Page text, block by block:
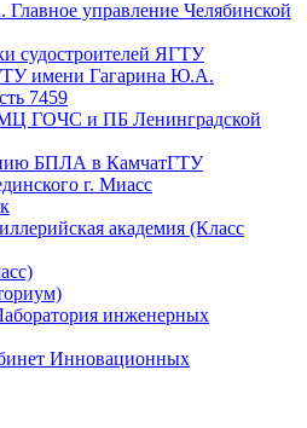
управление Челябинской
судостроителей ЯГТУ
имени Гагарина Ю.А.
7459
ГОЧС и ПБ Ленинградской
БПЛА в КамчатГТУ
г. Миасс
академия (Класс
инженерных
Инновационных